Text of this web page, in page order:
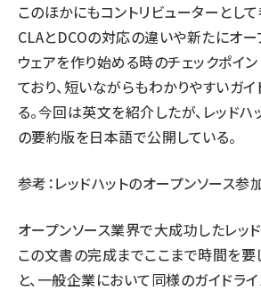
このほかにもコントリビューターとし
CLAとDCOの対応の違いや新たにオー
ウェアを作り始める時のチェックポイ
ており、短いながらもわかりやすいガイ
る。今回は英文を紹介したが、レッド
の要約版を日本語で公開している。
参考：レッドハットのオープンソース参
オープンソース業界で大成功したレッド
この文書の完成までここまで時間を要
と、一般企業において同様のガイドラ